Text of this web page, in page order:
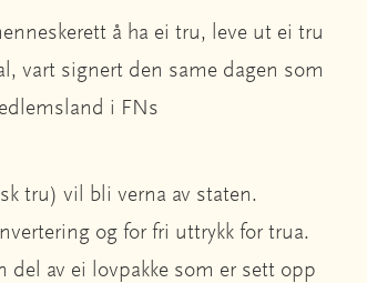
å ha ei tru, leve ut ei tru
vart signert den same dagen som
i FNs
tru) vil bli verna av staten.
og for fri uttrykk for trua.
del av ei lovpakke som er sett opp